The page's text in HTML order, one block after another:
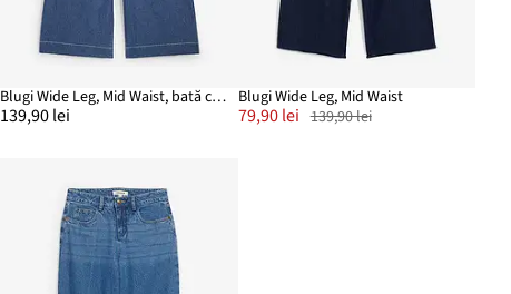
Blugi Wide Leg, Mid Waist, bată comodă
139,90 lei
Blugi Wide Leg, Mid Waist
79,90 lei 139,90 lei